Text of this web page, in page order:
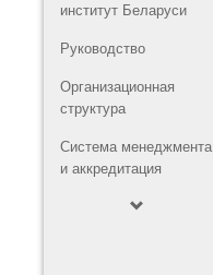
институт Беларуси
Руководство
Организационная
структура
Система менеджмента
и аккредитация